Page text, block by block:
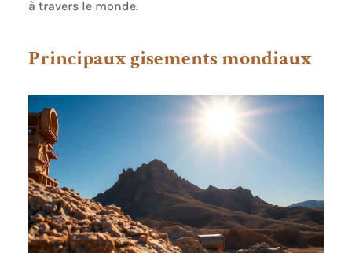
à travers le monde.
Principaux gisements mondiaux